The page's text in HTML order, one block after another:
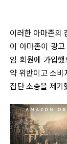
이러한 아마존의
이 아마존이 광
임 회원에 가입
약 위반이고 소
집단 소송을 제기